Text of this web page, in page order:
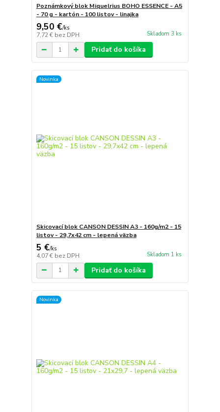
Poznámkový blok Miquelrius BOHO ESSENCE - A5
- 70 g - kartón - 100 listov - linajka
9,50 €/ks
7,72 € bez DPH Skladom 3 ks
Pridať do košíka
Novinka
Skicovací blok CANSON DESSIN A3 - 160g/m2 - 15
listov - 29,7x42 cm - lepená väzba
5 €/ks
4,07 € bez DPH Skladom 1 ks
Pridať do košíka
Novinka